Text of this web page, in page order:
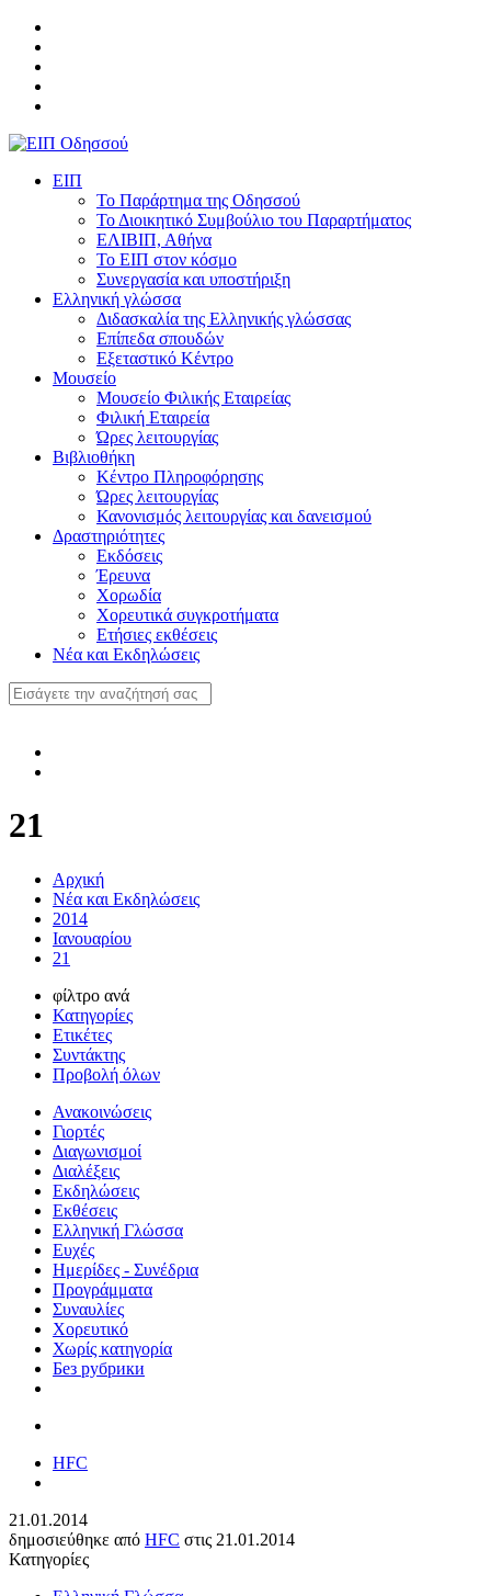
ΕΙΠ
Το Παράρτημα της Οδησσού
Το Διοικητικό Συμβούλιο του Παραρτήματος
ΕΛΙΒΙΠ, Αθήνα
Το ΕΙΠ στον κόσμο
Συνεργασία και υποστήριξη
Ελληνική γλώσσα
Διδασκαλία της Ελληνικής γλώσσας
Επίπεδα σπουδών
Εξεταστικό Κέντρο
Μουσείο
Μουσείο Φιλικής Εταιρείας
Φιλική Εταιρεία
Ώρες λειτουργίας
Βιβλιοθήκη
Κέντρο Πληροφόρησης
Ώρες λειτουργίας
Κανονισμός λειτουργίας και δανεισμού
Δραστηριότητες
Εκδόσεις
Έρευνα
Χορωδία
Χορευτικά συγκροτήματα
Ετήσιες εκθέσεις
Νέα και Εκδηλώσεις
21
Αρχική
Νέα και Εκδηλώσεις
2014
Ιανουαρίου
21
φίλτρο ανά
Κατηγορίες
Ετικέτες
Συντάκτης
Προβολή όλων
Ανακοινώσεις
Γιορτές
Διαγωνισμοί
Διαλέξεις
Εκδηλώσεις
Εκθέσεις
Ελληνική Γλώσσα
Ευχές
Ημερίδες - Συνέδρια
Προγράμματα
Συναυλίες
Χορευτικό
Χωρίς κατηγορία
Без рубрики
HFC
21.01.2014
δημοσιεύθηκε από HFC στις 21.01.2014
Κατηγορίες